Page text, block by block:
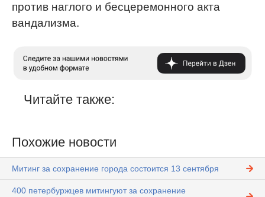
против наглого и бесцеремонного акта
вандализма.
Читайте также:
Похожие новости
Митинг за сохранение города состоится 13 сентября
400 петербуржцев митингуют за сохранение